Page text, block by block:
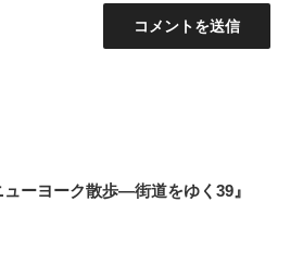
ーヨーク散歩―街道をゆく39』